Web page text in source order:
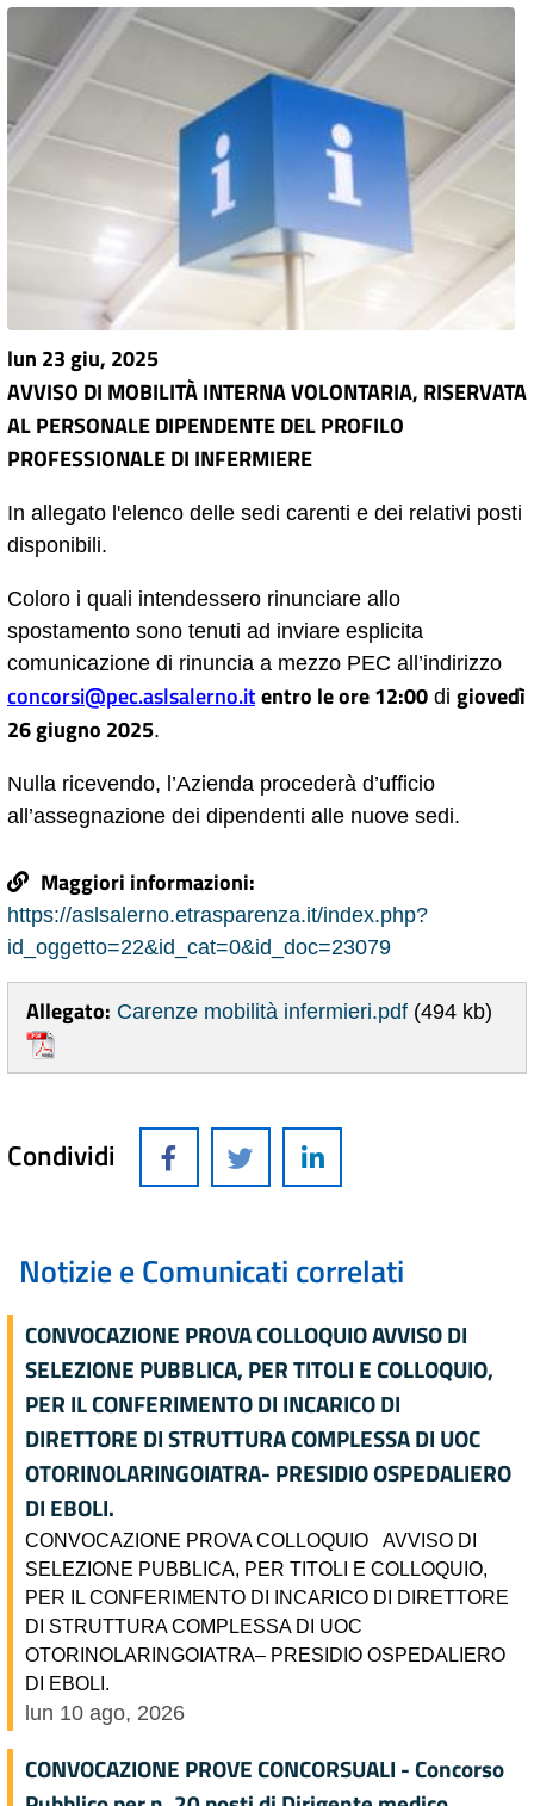
lun 23 giu, 2025
AVVISO DI MOBILITÀINTERNA VOLONTARIA, RISERVATA
AL PERSONALE DIPENDENTE DEL PROFILO
PROFESSIONALE DI INFERMIERE
In allegato l'elenco delle sedi carenti e dei relativi posti
disponibili.
Coloro i quali intendessero rinunciare allo
spostamento sono tenuti ad inviare esplicita
comunicazione di rinuncia a mezzo PEC all’indirizzo
concorsi@pec.aslsalerno.itentro le ore 12:00 di giovedì
26 giugno 2025.
Nulla ricevendo, l’Azienda procederà d’ufficio
all’assegnazione dei dipendenti alle nuove sedi.
Maggiori informazioni:
https://aslsalerno.etrasparenza.it/index.php?
id_oggetto=22&id_cat=0&id_doc=23079
Allegato: Carenze mobilità infermieri.pdf (494 kb)
Condividi
Notizie e Comunicati correlati
CONVOCAZIONE PROVA COLLOQUIO AVVISO DI
SELEZIONE PUBBLICA, PER TITOLI E COLLOQUIO,
PER IL CONFERIMENTO DI INCARICO DI
DIRETTORE DI STRUTTURA COMPLESSA DI UOC
OTORINOLARINGOIATRA- PRESIDIO OSPEDALIERO
DI EBOLI.
CONVOCAZIONE PROVA COLLOQUIO AVVISO DI
SELEZIONE PUBBLICA, PER TITOLI E COLLOQUIO,
PER IL CONFERIMENTO DI INCARICO DI DIRETTORE
DI STRUTTURA COMPLESSA DI UOC
OTORINOLARINGOIATRA– PRESIDIO OSPEDALIERO
DI EBOLI.
lun 10 ago, 2026
CONVOCAZIONE PROVE CONCORSUALI - Concorso